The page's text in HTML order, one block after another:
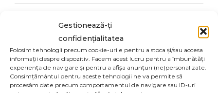
Gestionează-ți
confidențialitatea
Folosim tehnologii precum cookie-urile pentru a stoca și/sau accesa
informații despre dispozitiv. Facem acest lucru pentru a îmbunătăți
experiența de navigare și pentru a afișa anunțuri (ne)personalizate.
Consimțământul pentru aceste tehnologii ne va permite să
procesăm date precum comportamentul de navigare sau ID-uri
Facebook
Pin This Product
Email This
Product